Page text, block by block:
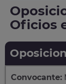
Oficios
Convocante: